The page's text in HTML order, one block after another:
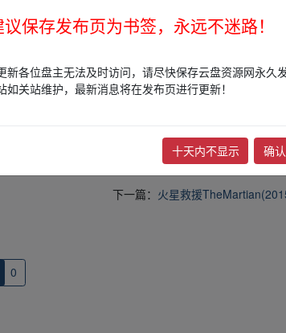
示帖子，本站不存储任何实质资源数据。
自负。
实际管理权为帖子发布者所有，本站无法操作相关资
进行投诉，我们将在确认本文链接指向的资源存在
下一篇： 火星救援
0
保存发布页为书签，永远不迷路！
新各位盘主无法及时访问，请尽快保存云盘资源网永久
如关站维护，最新消息将在发布页进行更新！
十天内不显示 确认